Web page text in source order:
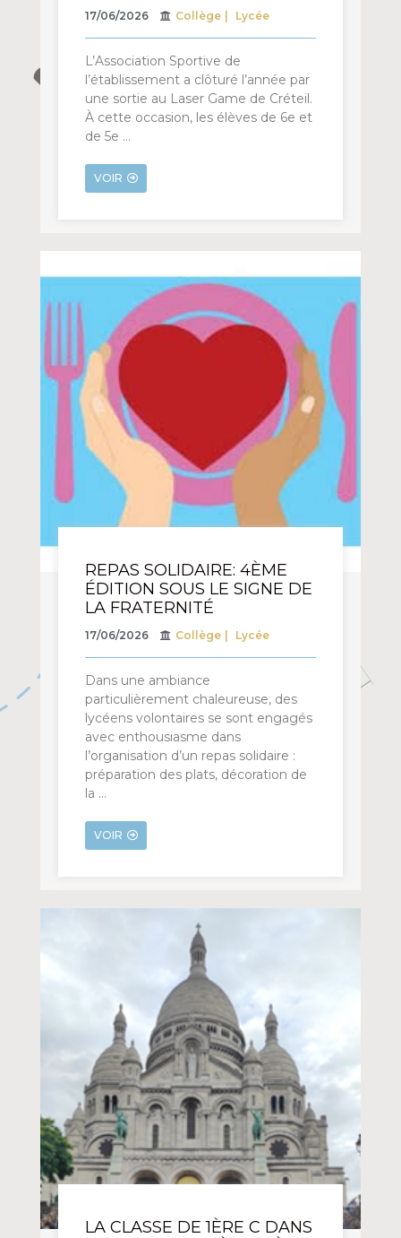
17/06/2026 Collège Lycée
L’Association Sportive de
l’établissement a clôturé l’année par
une sortie au Laser Game de Créteil.
À cette occasion, les élèves de 6e et
de 5e …
VOIR
REPAS SOLIDAIRE: 4ÈME
ÉDITION SOUS LE SIGNE DE
LA FRATERNITÉ
17/06/2026 Collège Lycée
Dans une ambiance
particulièrement chaleureuse, des
lycéens volontaires se sont engagés
avec enthousiasme dans
l’organisation d’un repas solidaire :
préparation des plats, décoration de
la …
VOIR
LA CLASSE DE 1ÈRE C DANS